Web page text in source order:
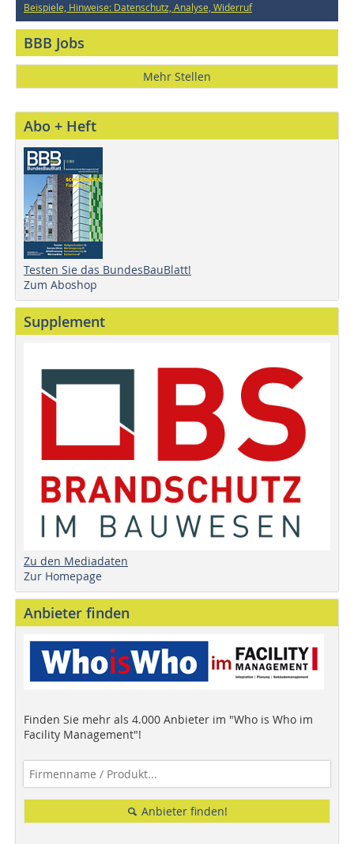
Beispiele, Hinweise: Datenschutz, Analyse, Widerruf
BBB Jobs
Mehr Stellen
Abo + Heft
Testen Sie das BundesBauBlatt!
Zum Aboshop
Supplement
Zu den Mediadaten
Zur Homepage
Anbieter finden
Finden Sie mehr als 4.000 Anbieter im "Who is Who im
Facility Management"!
Anbieter finden!